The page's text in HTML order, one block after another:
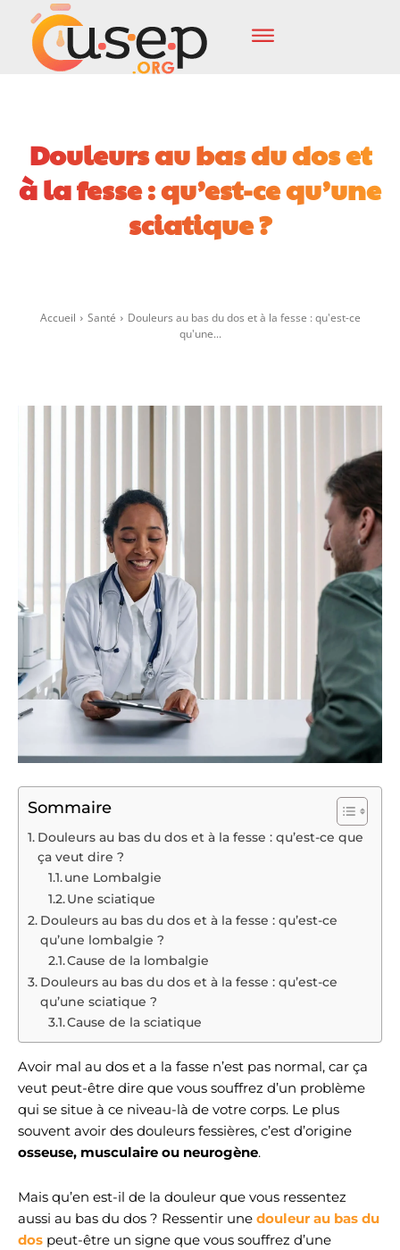
Douleurs au bas du dos et
à la fesse : qu’est-ce qu’une
sciatique ?
Accueil Santé
Douleurs au bas du dos et à la fesse : qu'est-ce
qu'une...
Sommaire
Douleurs au bas du dos et à la fesse : qu’est-ce que
ça veut dire ?
une Lombalgie
Une sciatique
Douleurs au bas du dos et à la fesse : qu’est-ce
qu’une lombalgie ?
Cause de la lombalgie
Douleurs au bas du dos et à la fesse : qu’est-ce
qu’une sciatique ?
Cause de la sciatique
Avoir mal au dos et a la fasse n’est pas normal, car ça
veut peut-être dire que vous souffrez d’un problème
qui se situe à ce niveau-là de votre corps. Le plus
souvent avoir des douleurs fessières, c’est d’origine
osseuse, musculaire ou neurogène.
Mais qu’en est-il de la douleur que vous ressentez
aussi au bas du dos ? Ressentir une douleur au bas du
dos peut-être un signe que vous souffrez d’une